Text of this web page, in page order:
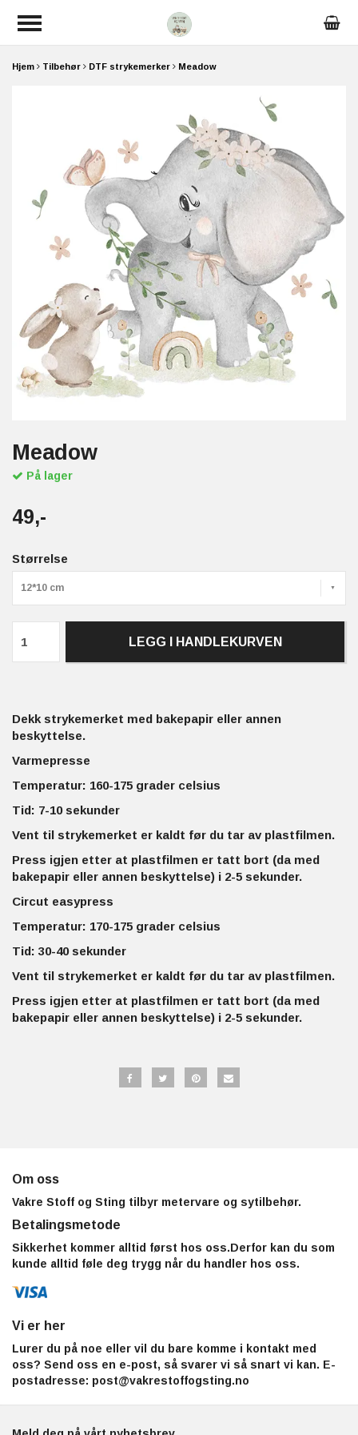
Hjem Tilbehør DTF strykemerker Meadow
Meadow
På lager
49,-
Størrelse
12*10 cm
LEGG I HANDLEKURVEN
Dekk strykemerket med bakepapir eller annen
beskyttelse.
Varmepresse
Temperatur: 160-175 grader celsius
Tid: 7-10 sekunder
Vent til strykemerket er kaldt før du tar av plastfilmen.
Press igjen etter at plastfilmen er tatt bort (da med
bakepapir eller annen beskyttelse) i 2-5 sekunder.
Circut easypress
Temperatur: 170-175 grader celsius
Tid: 30-40 sekunder
Vent til strykemerket er kaldt før du tar av plastfilmen.
Press igjen etter at plastfilmen er tatt bort (da med
bakepapir eller annen beskyttelse) i 2-5 sekunder.
Om oss
Vakre Stoff og Sting tilbyr metervare og sytilbehør.
Betalingsmetode
Sikkerhet kommer alltid først hos oss.Derfor kan du som
kunde alltid føle deg trygg når du handler hos oss.
Vi er her
Lurer du på noe eller vil du bare komme i kontakt med
oss? Send oss en e-post, så svarer vi så snart vi kan. E-
postadresse: post@vakrestoffogsting.no